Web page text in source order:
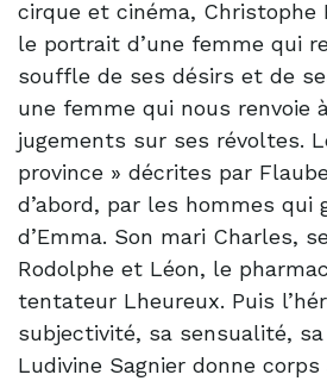
cirque et cinéma, Christophe
le portrait d’une femme qui
souffle de ses désirs et de
une femme qui nous renvoie
jugements sur ses révoltes.
province » décrites par
d’abord, par les hommes qui
d’Emma. Son mari Charles,
Rodolphe et Léon, le
tentateur Lheureux. Puis
subjectivité, sa sensualité,
Ludivine Sagnier donne